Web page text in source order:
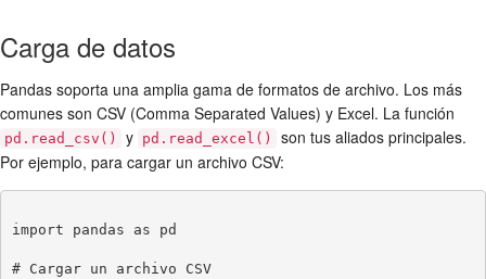
Carga de datos
Pandas soporta una amplia gama de formatos de archivo. Los más
comunes son CSV (Comma Separated Values) y Excel. La función
pd.read_csv() y pd.read_excel()
son tus aliados principales.
Por ejemplo, para cargar un archivo CSV:
import pandas as pd
# Cargar un archivo CSV